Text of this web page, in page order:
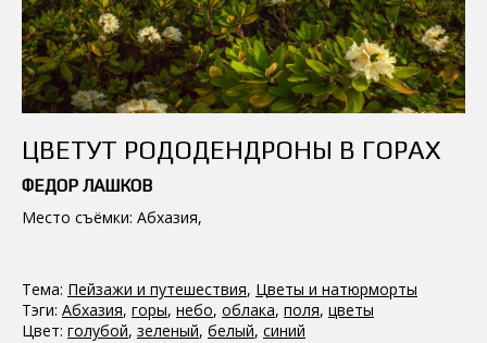
ЦВЕТУТ РОДОДЕНДРОНЫ В ГОРАХ
ФЕДОР ЛАШКОВ
Место съёмки: Абхазия,
Тема: Пейзажи и путешествия, Цветы и натюрморты
Тэги: Абхазия, горы, небо, облака, поля, цветы
Цвет: голубой, зеленый, белый, синий